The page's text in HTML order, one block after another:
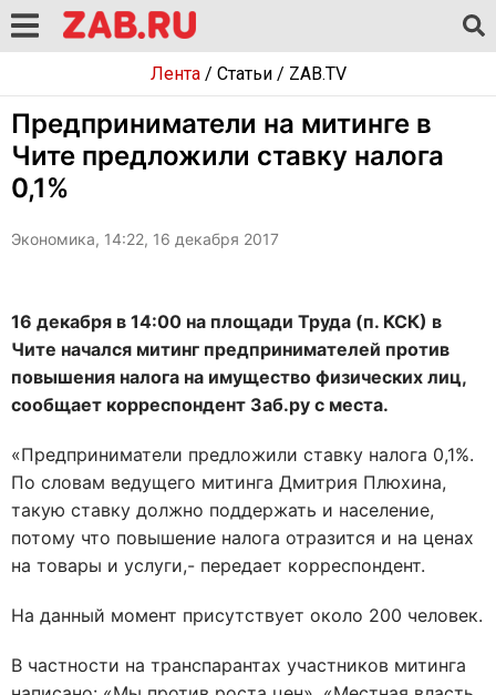
Лента/ Статьи/ ZAB.TV
Предприниматели на митинге в
Чите предложили ставку налога
0,1%
Экономика, 14:22, 16 декабря 2017
16 декабря в 14:00 на площади Труда (п. КСК) в
Чите начался митинг предпринимателей против
повышения налога на имущество физических лиц,
сообщает корреспондент Заб.ру с места.
«Предприниматели предложили ставку налога 0,1%.
По словам ведущего митинга Дмитрия Плюхина,
такую ставку должно поддержать и население,
потому что повышение налога отразится и на ценах
на товары и услуги,- передает корреспондент.
На данный момент присутствует около 200 человек.
В частности на транспарантах участников митинга